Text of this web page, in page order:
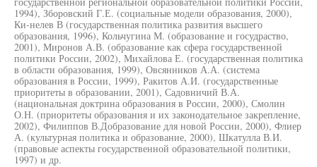
1994), Зборовский Г.Е. (социальные модели образования, 2000),
Ки-нелев В (государственная политика развития высшего
образования, 1996), Кольчугина М. (образование и госудраство,
2001), Миронов А.В. (образование как сфера государственной
политики России, 2002), Михайлова Е. (государственная политика
в области образования, 1999), Овсянников А.А. (система
образования в России, 1999), Ракитов А.И. (государственные
приоритеты в образовании, 2001), Садовничий В.А.
(национальная доктрина образования в России, 2000), Смолин
О.Н. (приоритеты образования и их законодательное закрепление,
2002), Филиппов В.Добразование для новой России, 2000), Флиер
А. (культурная политика и образование, 2000), Шкатулла В.И.
(правовые аспекты государственной образовательной политики,
1997) и др.